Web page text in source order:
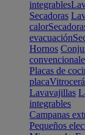
integrables
Secadoras
calor
evacuación
Hornos
Placas de
placa
Lavavajillas
integrables
Campanas
Pequeños